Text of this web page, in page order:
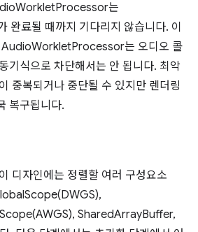
는
완료될 때까지 기다리지 않습니다. 이
AudioWorkletProcessor는 오디오 콜
기식으로 차단해서는 안 됩니다. 최악
중복되거나 중단될 수 있지만 렌더링
복구됩니다.
디자인에는 정렬할 여러 구성요소
SharedArrayBuffer,